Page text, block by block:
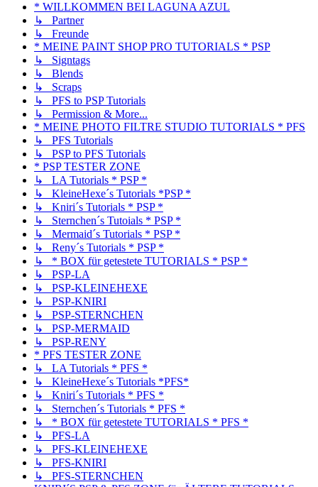
* WILLKOMMEN BEI LAGUNA AZUL
↳ Partner
↳ Freunde
* MEINE PAINT SHOP PRO TUTORIALS * PSP
↳ Signtags
↳ Blends
↳ Scraps
↳ PFS to PSP Tutorials
↳ Permission & More...
* MEINE PHOTO FILTRE STUDIO TUTORIALS * PFS
↳ PFS Tutorials
↳ PSP to PFS Tutorials
* PSP TESTER ZONE
↳ LA Tutorials * PSP *
↳ KleineHexe´s Tutorials *PSP *
↳ Kniri´s Tutorials * PSP *
↳ Sternchen´s Tutoials * PSP *
↳ Mermaid´s Tutorials * PSP *
↳ Reny´s Tutorials * PSP *
↳ * BOX für getestete TUTORIALS * PSP *
↳ PSP-LA
↳ PSP-KLEINEHEXE
↳ PSP-KNIRI
↳ PSP-STERNCHEN
↳ PSP-MERMAID
↳ PSP-RENY
* PFS TESTER ZONE
↳ LA Tutorials * PFS *
↳ KleineHexe´s Tutorials *PFS*
↳ Kniri´s Tutorials * PFS *
↳ Sternchen´s Tutorials * PFS *
↳ * BOX für getestete TUTORIALS * PFS *
↳ PFS-LA
↳ PFS-KLEINEHEXE
↳ PFS-KNIRI
↳ PFS-STERNCHEN